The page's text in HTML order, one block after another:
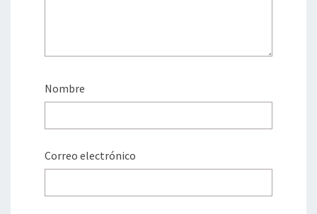
Nombre
Correo electrónico